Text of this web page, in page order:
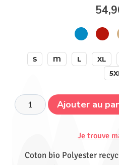
S M L XL
Ajouter au
Je trouve
Coton bio Polyester